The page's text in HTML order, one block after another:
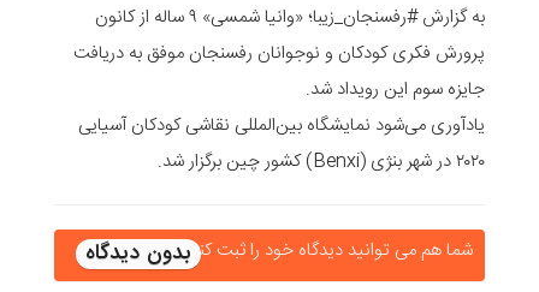
به گزارش #رفسنجان_زیبا؛ «وانیا شمسی» ۹ ساله از کانون
پرورش فکری کودکان و نوجوانان رفسنجان موفق به دریافت
جایزه سوم این رویداد شد.
یادآوری می‌شود نمایشگاه بین‌المللی نقاشی کودکان آسیایی
۲۰۲۰ در شهر بنژی (Benxi) کشور چین برگزار شد.
شما هم می توانید دیدگاه خود را ثبت کنید